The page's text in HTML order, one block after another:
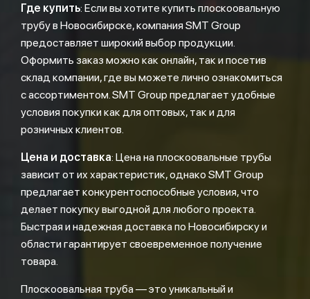
Где купить: Если вы хотите купить плоскоовальную
трубу в Новосибирске, компания SMT Group
предоставляет широкий выбор продукции.
Оформить заказ можно как онлайн, так и посетив
склад компании, где вы можете лично ознакомиться
с ассортиментом. SMT Group предлагает удобные
условия покупки как для оптовых, так и для
розничных клиентов.
Цена и доставка: Цена на плоскоовальные трубы
зависит от их характеристик, однако SMT Group
предлагает конкурентоспособные условия, что
делает покупку выгодной для любого проекта.
Быстрая и надежная доставка по Новосибирску и
области гарантирует своевременное получение
товара.
Плоскоовальная труба — это уникальный и